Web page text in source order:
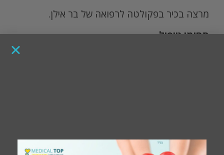
מרצה בכיר בפקולטה לרפואה של בר אילן.
תחומי טיפול
העדר רחם מולד MRKH